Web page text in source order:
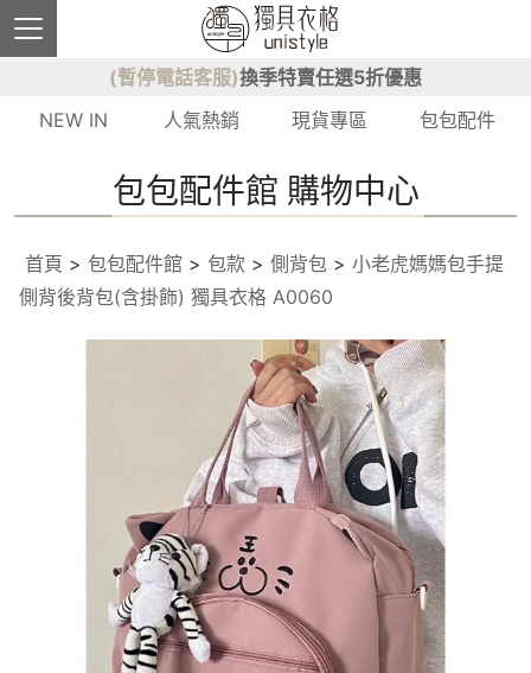
(暫停電話客服)換季特賣任選5折優惠
NEW IN
人氣熱銷 現貨專區 包包配件
包包配件館 購物中心
首頁 > 包包配件館 > 包款 > 側背包 > 小老虎媽媽包手提
側背後背包(含掛飾) 獨具衣格 A0060